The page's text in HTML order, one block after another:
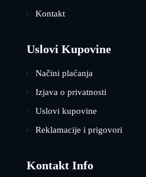
Kontakt
Uslovi Kupovine
Načini plaćanja
Izjava o privatnosti
Uslovi kupovine
Reklamacije i prigovori
Kontakt Info